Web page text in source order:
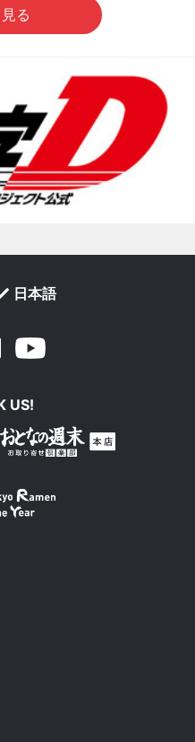
る
日本語
Facebook
US!